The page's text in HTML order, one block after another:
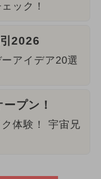
ック！
2026
アイデア20選
プン！
体験！ 宇宙兄